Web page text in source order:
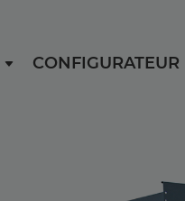
CONFIGURATEUR